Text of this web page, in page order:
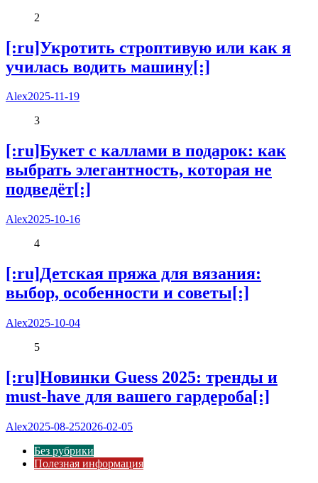
2
[:ru]Укротить строптивую или как я
училась водить машину[:]
Alex2025-11-19
3
[:ru]Букет с каллами в подарок: как
выбрать элегантность, которая не
подведёт[:]
Alex2025-10-16
4
[:ru]Детская пряжа для вязания:
выбор, особенности и советы[:]
Alex2025-10-04
5
[:ru]Новинки Guess 2025: тренды и
must-have для вашего гардероба[:]
Alex2025-08-252026-02-05
Без рубрики
Полезная информация